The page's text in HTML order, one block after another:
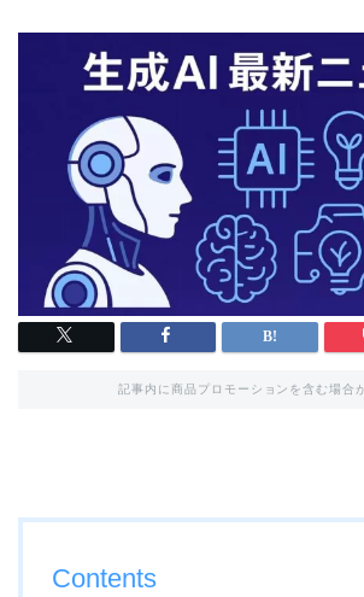
記事内に商品プロモーションを含む場合
Contents